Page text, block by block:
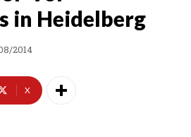
in Heidelberg
2014
X